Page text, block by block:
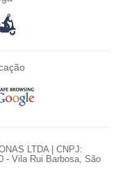
LTDA | CNPJ:
- Vila Rui Barbosa, São